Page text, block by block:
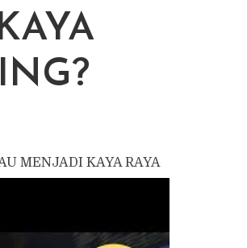
MENJADI KAYA RAYA
SAHAJA?